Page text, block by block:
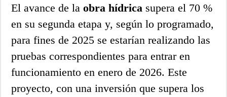
El avance de laobra hídrica supera el 70 %
en su segunda etapa y, según lo programado,
para fines de 2025 se estarían realizando las
pruebas correspondientes para entrar en
funcionamiento en enero de 2026. Este
proyecto, con una inversión que supera los